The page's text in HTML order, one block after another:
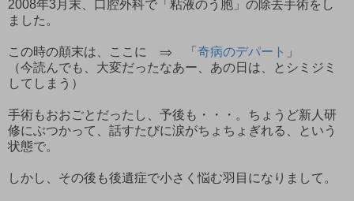
2008年3月末、口腔外科で「粘液のう胞」の除去手術をし
ました。
この時の顛末は、ここに ⇒ 「 奇病のデパート 」
（今読んでも、大変だったなあー、あの日は、とシミジミ
してしまう）
手術もおおごとだったし、予後も・・・。ちょうど新人研
修にぶつかって、話すたびに涙がちょちょぎれる、という
状態で。
しかし、その後も後遺症で小さく悩む羽目になりまして。